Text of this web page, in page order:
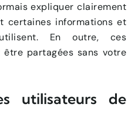
expliquer clairement
certaines informations et
En outre, ces
partagées sans votre
utilisateurs de